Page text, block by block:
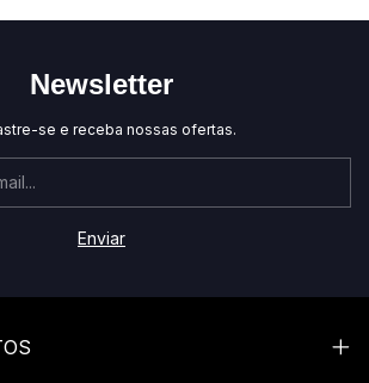
Newsletter
se e receba nossas ofertas.